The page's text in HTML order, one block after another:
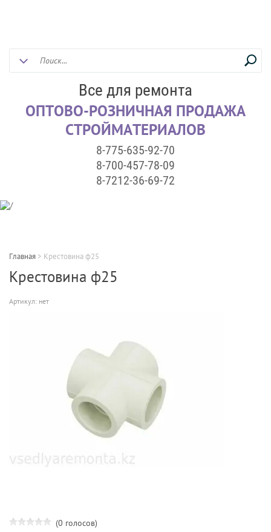
Все для ремонта
ОПТОВО-РОЗНИЧНАЯ ПРОДАЖА
СТРОЙМАТЕРИАЛОВ
8-775-635-92-70
8-700-457-78-09
8-7212-36-69-72
Главная > Крестовина ф25
Крестовина ф25
Артикул: нет
(0 голосов)